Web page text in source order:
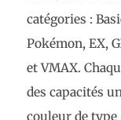
catégories :
Pokémon, EX,
et VMAX.
des capacités
couleur de